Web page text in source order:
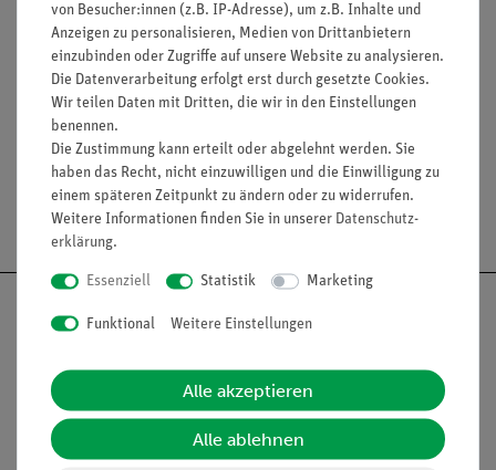
Lieferumfang
Media / Downloads
Versandkostenfrei ab 300,- €
Nach oben
von Besucher:innen (z.B. IP-Adresse), um z.B. Inhalte und
Anzeigen zu personalisieren, Medien von Drittanbietern
einzubinden oder Zugriffe auf unsere Website zu analysieren.
Die Datenverarbeitung erfolgt erst durch gesetzte Cookies.
Wir teilen Daten mit Dritten, die wir in den Einstellungen
benennen.
Die Zustimmung kann erteilt oder abgelehnt werden. Sie
haben das Recht, nicht einzuwilligen und die Einwilligung zu
einem späteren Zeitpunkt zu ändern oder zu widerrufen.
Weitere Informationen finden Sie in unserer Daten­schutz­
erklärung.
Essenziell Statistik Marketing
Funktional Weitere Einstellungen
Alle akzeptieren
Alle ablehnen